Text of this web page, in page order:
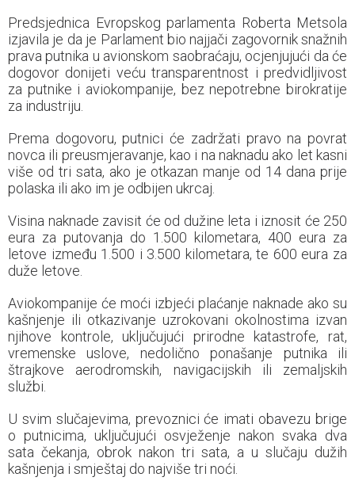
Predsjednica Evropskog parlamenta Roberta Metsola
izjavila je da je Parlament bio najjači zagovornik snažnih
prava putnika u avionskom saobraćaju, ocjenjujući da će
dogovor donijeti veću transparentnost i predvidljivost
za putnike i aviokompanije, bez nepotrebne birokratije
za industriju.
Prema dogovoru, putnici će zadržati pravo na povrat
novca ili preusmjeravanje, kao i na naknadu ako let kasni
više od tri sata, ako je otkazan manje od 14 dana prije
polaska ili ako im je odbijen ukrcaj.
Visina naknade zavisit će od dužine leta i iznosit će 250
eura za putovanja do 1.500 kilometara, 400 eura za
letove između 1.500 i 3.500 kilometara, te 600 eura za
duže letove.
Aviokompanije će moći izbjeći plaćanje naknade ako su
kašnjenje ili otkazivanje uzrokovani okolnostima izvan
njihove kontrole, uključujući prirodne katastrofe, rat,
vremenske uslove, nedolično ponašanje putnika ili
štrajkove aerodromskih, navigacijskih ili zemaljskih
službi.
U svim slučajevima, prevoznici će imati obavezu brige
o putnicima, uključujući osvježenje nakon svaka dva
sata čekanja, obrok nakon tri sata, a u slučaju dužih
kašnjenja i smještaj do najviše tri noći.